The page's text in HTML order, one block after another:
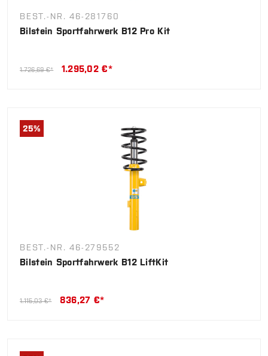
BEST.-NR. 46-281760
Bilstein Sportfahrwerk B12 Pro Kit
1.726,69 €* 1.295,02 €*
25%
BEST.-NR. 46-279552
Bilstein Sportfahrwerk B12 LiftKit
1.115,03 €* 836,27 €*